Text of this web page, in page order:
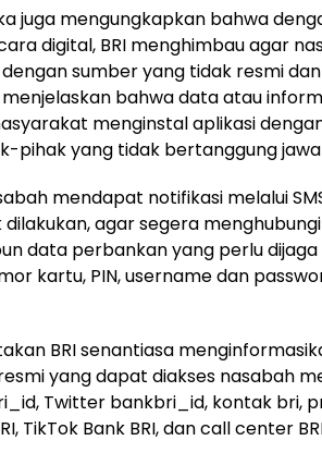
juga mengungkapkan bahwa
digital, BRI menghimbau agar
sumber yang tidak resmi
bahwa data atau
menginstal aplikasi
pihak yang tidak bertanggung
mendapat notifikasi melalui
agar segera
data perbankan yang perlu
kartu, PIN, username dan
BRI senantiasa
yang dapat diakses nasabah
Twitter bankbri_id, kontak bri,
TikTok Bank BRI, dan call center